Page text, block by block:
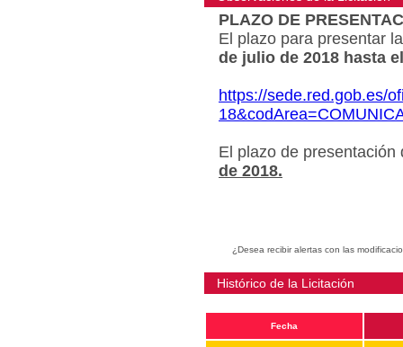
PLAZO DE
El plazo para presentar
de julio de 2018 hasta
https://sede.red.gob.es/
El plazo de
de 2018.
¿Desea recibir alertas con las
Histórico de la Licitación
Fecha